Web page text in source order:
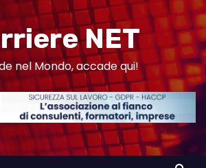
NET
nel Mondo, accade qui!